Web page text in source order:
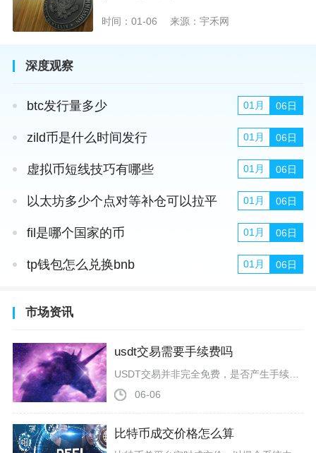
时间：01-06 来源：宇禾网
深度观察
btc发行量多少 01月 06日
zild币是什么时间发行 01月 06日
虚拟币短线技巧有哪些 01月 06日
以太坊多少个点对等补仓可以拉平 01月 06日
fil是哪个国家的币 01月 06日
tp钱包怎么兑换bnb 01月 06日
市场资讯
usdt交易需要手续费吗
06-06
比特币成交价格怎么算